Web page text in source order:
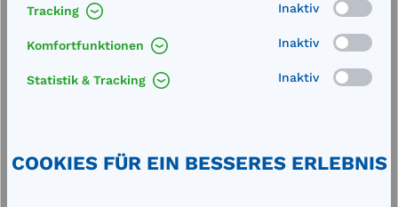
Lieferung frei Haus
Zertifizierte Qualität
Beschreibung
Tracking Inaktiv
Komfortfunktionen Inaktiv
Statistik & Tracking Inaktiv
COOKIES FÜR EIN BESSERES ERLEBNIS